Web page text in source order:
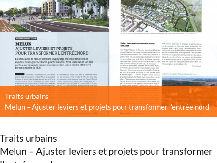
Traits urbains
Melun – Ajuster leviers et projets pour transformer l’entrée nord
Traits urbains
Melun – Ajuster leviers et projets pour transformer